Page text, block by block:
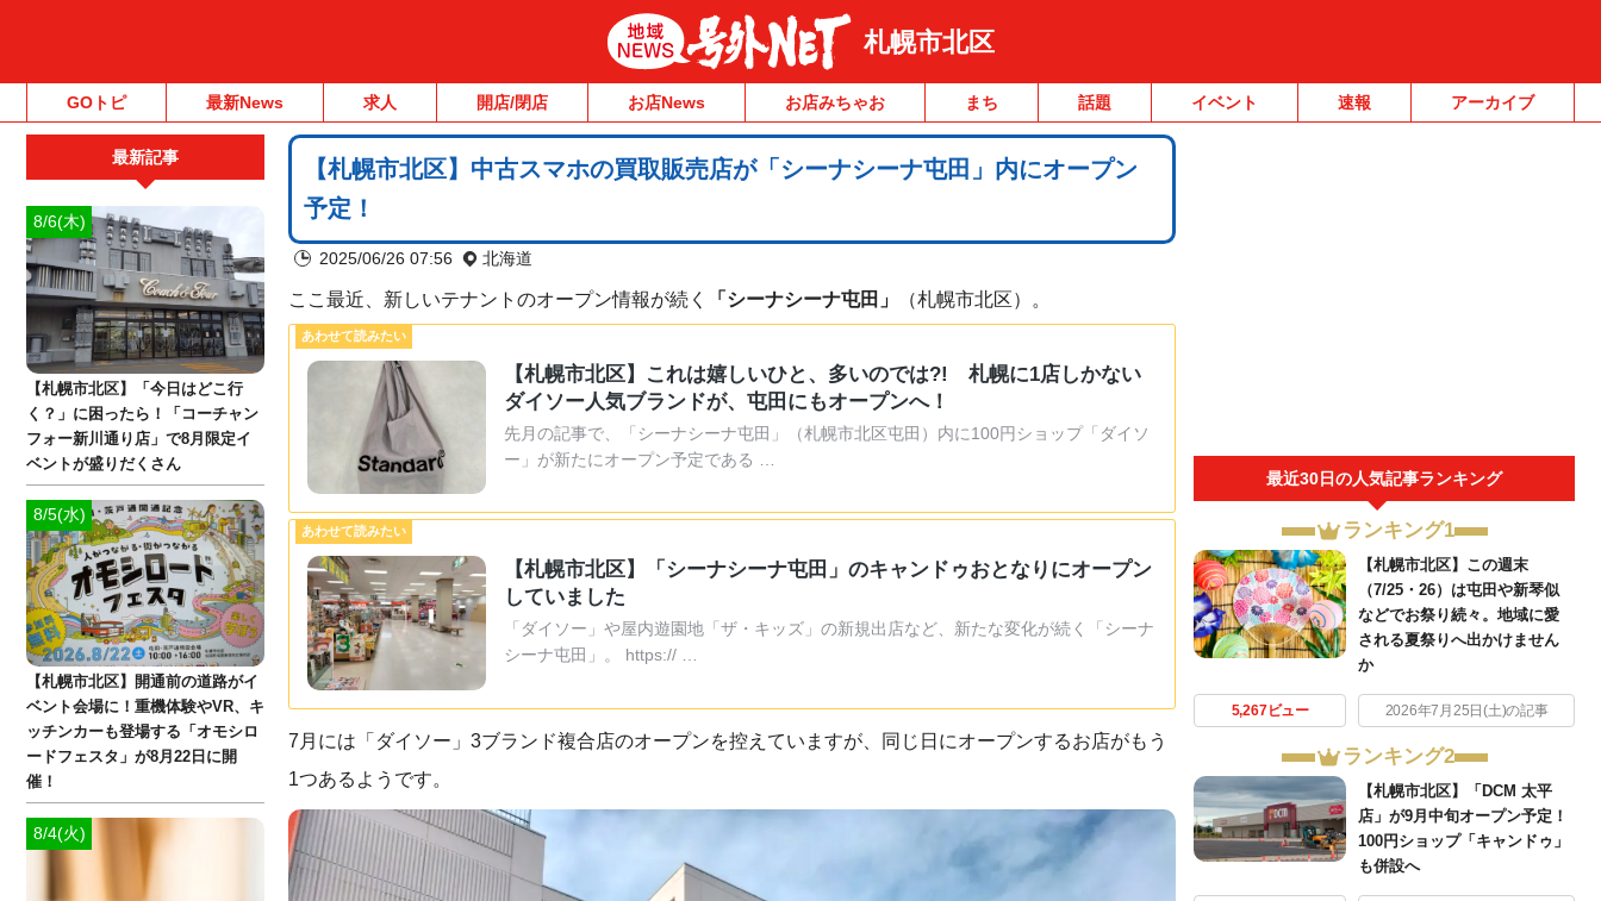
札幌市北区
GOトピ 最新News 求人 開店/閉店 お店News お店みちゃお まち 話題 イベント 速報 アーカイブ
【札幌市北区】中古スマホの買取販売店が「シーナシーナ屯田」内にオープン
予定！
2025/06/26 07:56 北海道
ここ最近、新しいテナントのオープン情報が続く 「シーナシーナ屯田」 （札幌市北区）。
【札幌市北区】これは嬉しいひと、多いのでは?! 札幌に1店しかない
ダイソー人気ブランドが、屯田にもオープンへ！
先月の記事で、「シーナシーナ屯田」（札幌市北区屯田）内に100円ショップ「ダイソ
ー」が新たにオープン予定である …
【札幌市北区】「シーナシーナ屯田」のキャンドゥおとなりにオープン
していました
「ダイソー」や屋内遊園地「ザ・キッズ」の新規出店など、新たな変化が続く「シーナ
シーナ屯田」。 https:// …
7月には「ダイソー」3ブランド複合店のオープンを控えていますが、同じ日にオープンするお店がもう
1つあるようです。
最近30日の人気記事ランキング
ランキング1
【札幌市北区】この週末
（7/25・26）は屯田や新琴似
などでお祭り続々。地域に愛
される夏祭りへ出かけません
か
5,267ビュー 2026年7月25日(土)の記事
ランキング2
【札幌市北区】「DCM 太平
店」が9月中旬オープン予定！
100円ショップ「キャンドゥ」
も併設へ
最新記事
8/6(木)
【札幌市北区】「今日はどこ行
く？」に困ったら！「コーチャン
フォー新川通り店」で8月限定イ
ベントが盛りだくさん
8/5(水)
【札幌市北区】開通前の道路がイ
ベント会場に！重機体験やVR、キ
ッチンカーも登場する「オモシロ
ードフェスタ」が8月22日に開
催！
8/4(火)